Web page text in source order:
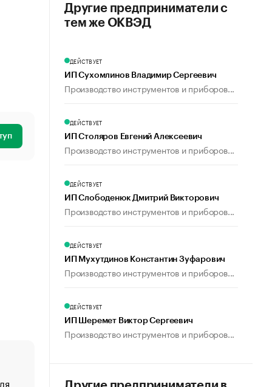
«От спорта тело стареет иначе». Как живет глава
Другие предприниматели с
тем же ОКВЭД
ДЕЙСТВУЕТ
ИП Сухомлинов Владимир Сергеевич
Производство инструментов и приборов...
ДЕЙСТВУЕТ
ИП Столяров Евгений Алексеевич
Производство инструментов и приборов...
ДЕЙСТВУЕТ
ИП Слободенюк Дмитрий Викторович
Производство инструментов и приборов...
ДЕЙСТВУЕТ
ИП Мухутдинов Константин Зуфарович
Производство инструментов и приборов...
ДЕЙСТВУЕТ
ИП Шеремет Виктор Сергеевич
Производство инструментов и приборов...